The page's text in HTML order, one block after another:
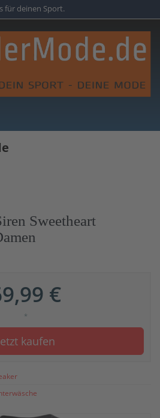
für deinen Sport.
Sweetheart
€
*
kaufen